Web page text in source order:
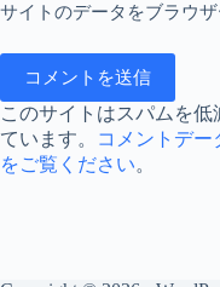
サイトのデータをブラウザ
コメントを送信
このサイトはスパムを低
ています。
コメントデー
をご覧ください。